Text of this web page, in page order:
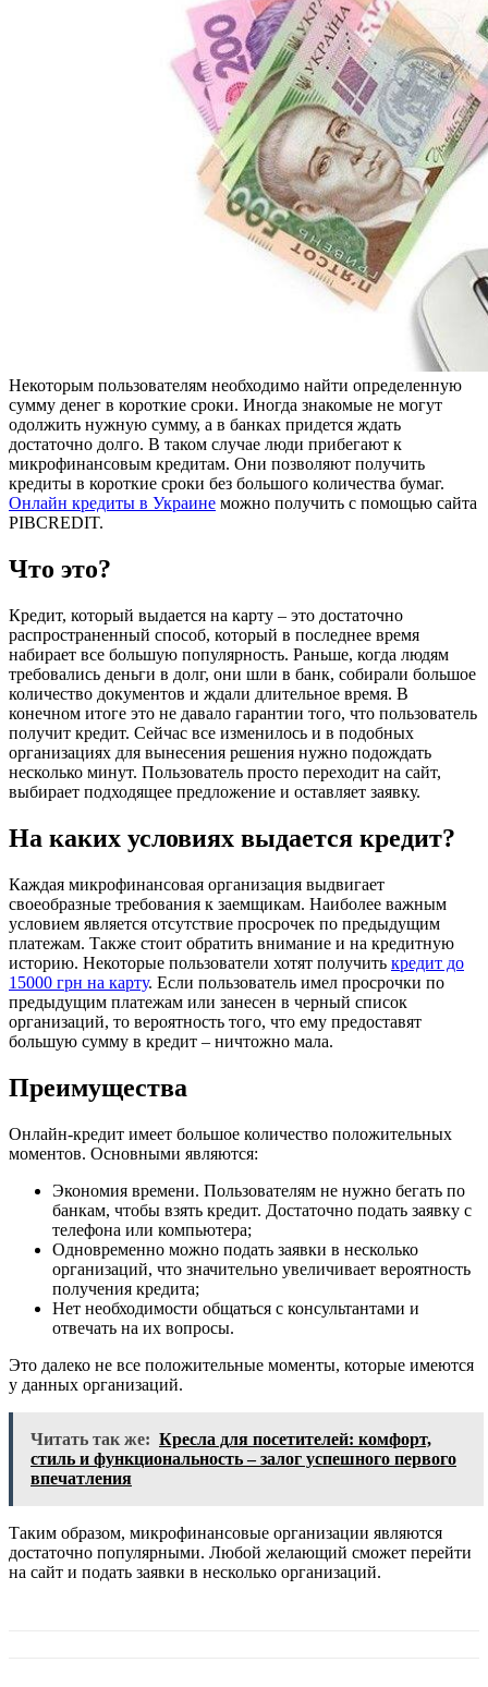
Некоторым пользователям необходимо найти определенную
сумму денег в короткие сроки. Иногда знакомые не могут
одолжить нужную сумму, а в банках придется ждать
достаточно долго. В таком случае люди прибегают к
микрофинансовым кредитам. Они позволяют получить
кредиты в короткие сроки без большого количества бумаг.
Онлайн кредиты в Украине можно получить с помощью сайта
PIBCREDIT.
Что это?
Кредит, который выдается на карту – это достаточно
распространенный способ, который в последнее время
набирает все большую популярность. Раньше, когда людям
требовались деньги в долг, они шли в банк, собирали большое
количество документов и ждали длительное время. В
конечном итоге это не давало гарантии того, что пользователь
получит кредит. Сейчас все изменилось и в подобных
организациях для вынесения решения нужно подождать
несколько минут. Пользователь просто переходит на сайт,
выбирает подходящее предложение и оставляет заявку.
На каких условиях выдается кредит?
Каждая микрофинансовая организация выдвигает
своеобразные требования к заемщикам. Наиболее важным
условием является отсутствие просрочек по предыдущим
платежам. Также стоит обратить внимание и на кредитную
историю. Некоторые пользователи хотят получить кредит до
15000 грн на карту. Если пользователь имел просрочки по
предыдущим платежам или занесен в черный список
организаций, то вероятность того, что ему предоставят
большую сумму в кредит – ничтожно мала.
Преимущества
Онлайн-кредит имеет большое количество положительных
моментов. Основными являются:
Экономия времени. Пользователям не нужно бегать по
банкам, чтобы взять кредит. Достаточно подать заявку с
телефона или компьютера;
Одновременно можно подать заявки в несколько
организаций, что значительно увеличивает вероятность
получения кредита;
Нет необходимости общаться с консультантами и
отвечать на их вопросы.
Это далеко не все положительные моменты, которые имеются
у данных организаций.
Читать так же: Кресла для посетителей: комфорт,
стиль и функциональность – залог успешного первого
впечатления
Таким образом, микрофинансовые организации являются
достаточно популярными. Любой желающий сможет перейти
на сайт и подать заявки в несколько организаций.